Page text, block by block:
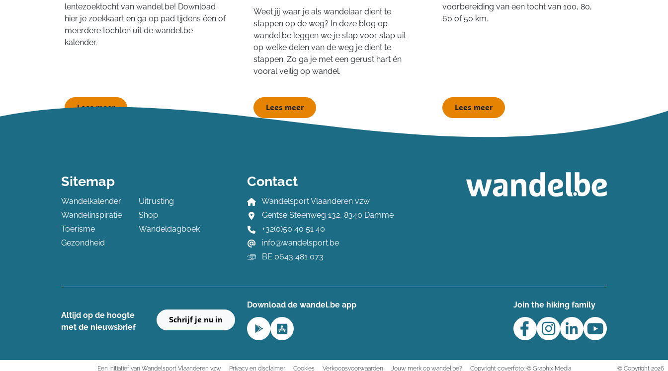
lentezoektocht van wandel.be! Download
hier je zoekkaart en ga op pad tijdens één of
meerdere tochten uit de wandel.be
kalender.
Lees meer
Weet jij waar je als wandelaar dient te
stappen op de weg? In deze blog op
wandel.be leggen we je stap voor stap uit
op welke delen van de weg je dient te
stappen. Zo ga je met een gerust hart én
vooral veilig op wandel.
Lees meer
voorbereiding van een tocht van 100, 80,
60 of 50 km.
Lees meer
Sitemap
Wandelkalender
Wandelinspiratie
Toerisme
Gezondheid
Uitrusting
Shop
Wandeldagboek
Contact
Wandelsport Vlaanderen vzw
Gentse Steenweg 132, 8340 Damme
+32(0)50 40 51 40
info@wandelsport.be
BE 0643 481 073
Altijd op de hoogte ​
met de nieuwsbrief
Schrijf je nu in
Download de wandel.be app Join the hiking family
Een initiatief van Wandelsport Vlaanderen vzw Privacy en disclaimer Cookies Verkoopsvoorwaarden Jouw merk op wandel.be? Copyright coverfoto: © Graphix Media © Copyright 2026